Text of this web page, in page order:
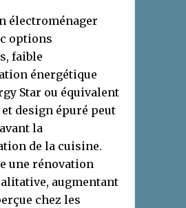
électroménager
options
faible
énergétique
Star ou équivalent
design épuré peut
la
de la cuisine.
une rénovation
augmentant
chez les